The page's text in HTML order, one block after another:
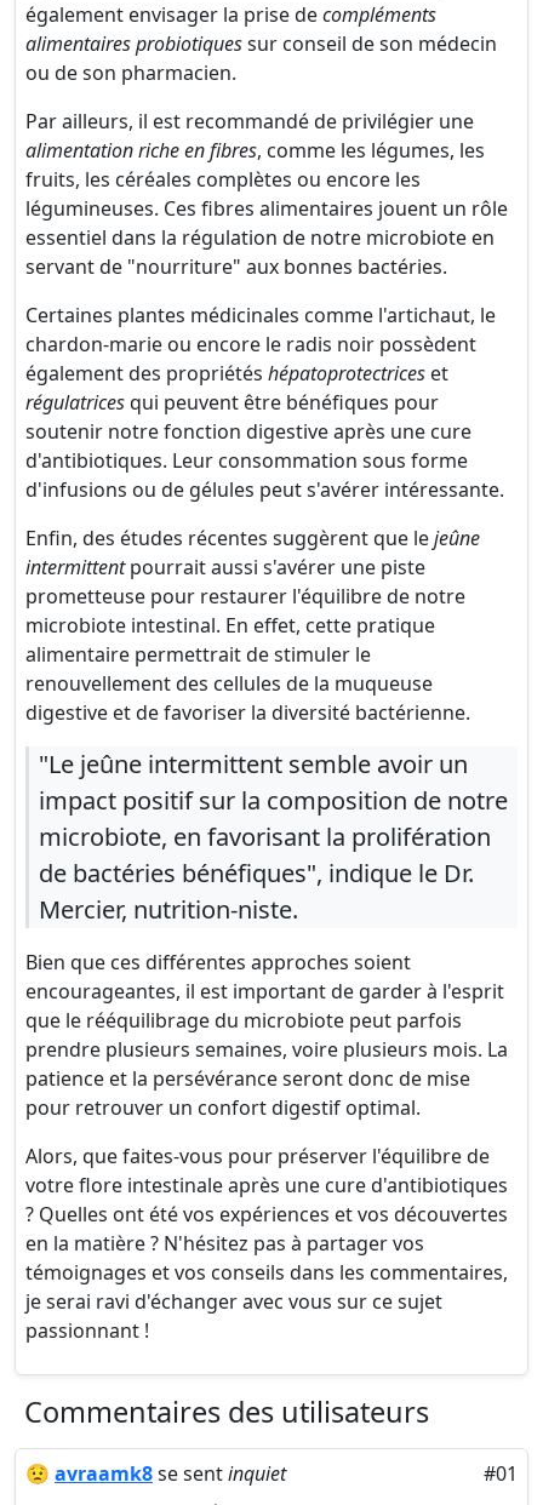
également envisager la prise decompléments
alimentaires probiotiquessur conseil de son médecin
ou de son pharmacien.
Par ailleurs, il est recommandé de privilégier une
alimentation riche en fibres, comme les légumes, les
fruits, les céréales complètes ou encore les
légumineuses. Ces fibres alimentaires jouent un rôle
essentiel dans la régulation de notre microbiote en
servant de "nourriture" aux bonnes bactéries.
Certaines plantes médicinales comme l'artichaut, le
chardon-marie ou encore le radis noir possèdent
également des propriétés hépatoprotectrices et
régulatricesqui peuvent être bénéfiques pour
soutenir notre fonction digestive après une cure
d'antibiotiques. Leur consommation sous forme
d'infusions ou de gélules peut s'avérer intéressante.
Enfin, des études récentes suggèrent que lejeûne
intermittentpourrait aussi s'avérer une piste
prometteuse pour restaurer l'équilibre de notre
microbiote intestinal. En effet, cette pratique
alimentaire permettrait de stimuler le
renouvellement des cellules de la muqueuse
digestive et de favoriser la diversité bactérienne.
"Le jeûne intermittent semble avoir un
impact positif sur la composition de notre
microbiote, en favorisant la prolifération
de bactéries bénéfiques", indique le Dr.
Mercier, nutrition-niste.
Bien que ces différentes approches soient
encourageantes, il est important de garder à l'esprit
que le rééquilibrage du microbiote peut parfois
prendre plusieurs semaines, voire plusieurs mois. La
patience et la persévérance seront donc de mise
pour retrouver un confort digestif optimal.
Alors, que faites-vous pour préserver l'équilibre de
votre flore intestinale après une cure d'antibiotiques
? Quelles ont été vos expériences et vos découvertes
en la matière ? N'hésitez pas à partager vos
témoignages et vos conseils dans les commentaires,
je serai ravi d'échanger avec vous sur ce sujet
passionnant !
Commentaires des utilisateurs
😟 avraamk8se sentinquiet
#01